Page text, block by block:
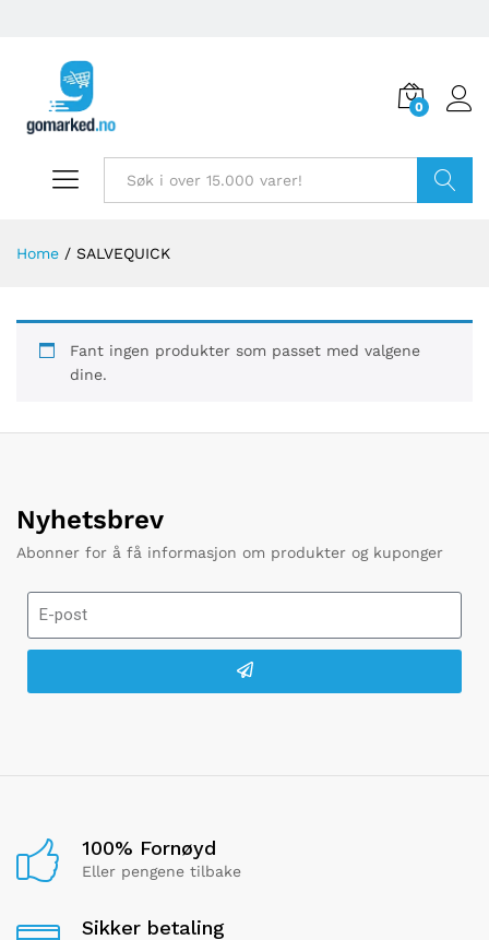
0
Home / SALVEQUICK
Fant ingen produkter som passet med valgene
dine.
Nyhetsbrev
Abonner for å få informasjon om produkter og kuponger
100% Fornøyd
Eller pengene tilbake
Sikker betaling